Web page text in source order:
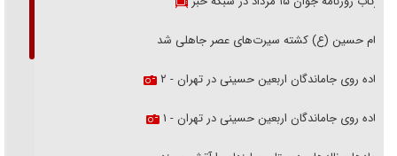
امام حسین (ع) کشته سیرت‌های عصر جاهلی شد
پیاده روی جاماندگان اربعین حسینی در تهران - ۲
پیاده روی جاماندگان اربعین حسینی در تهران - ۱